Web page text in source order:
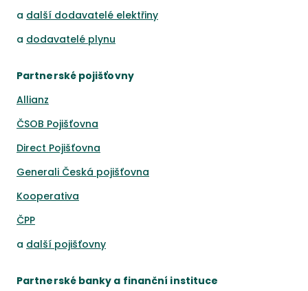
a další dodavatelé elektřiny
a dodavatelé plynu
Partnerské pojišťovny
Allianz
ČSOB Pojišťovna
Direct Pojišťovna
Generali Česká pojišťovna
Kooperativa
ČPP
a další pojišťovny
Partnerské banky a finanční instituce